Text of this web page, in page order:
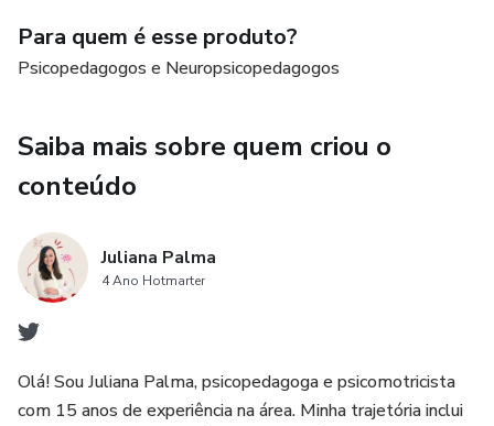
Para quem é esse produto?
Psicopedagogos e Neuropsicopedagogos
Saiba mais sobre quem criou o
conteúdo
Juliana Palma
4 Ano Hotmarter
Olá! Sou Juliana Palma, psicopedagoga e psicomotricista
com 15 anos de experiência na área. Minha trajetória inclui